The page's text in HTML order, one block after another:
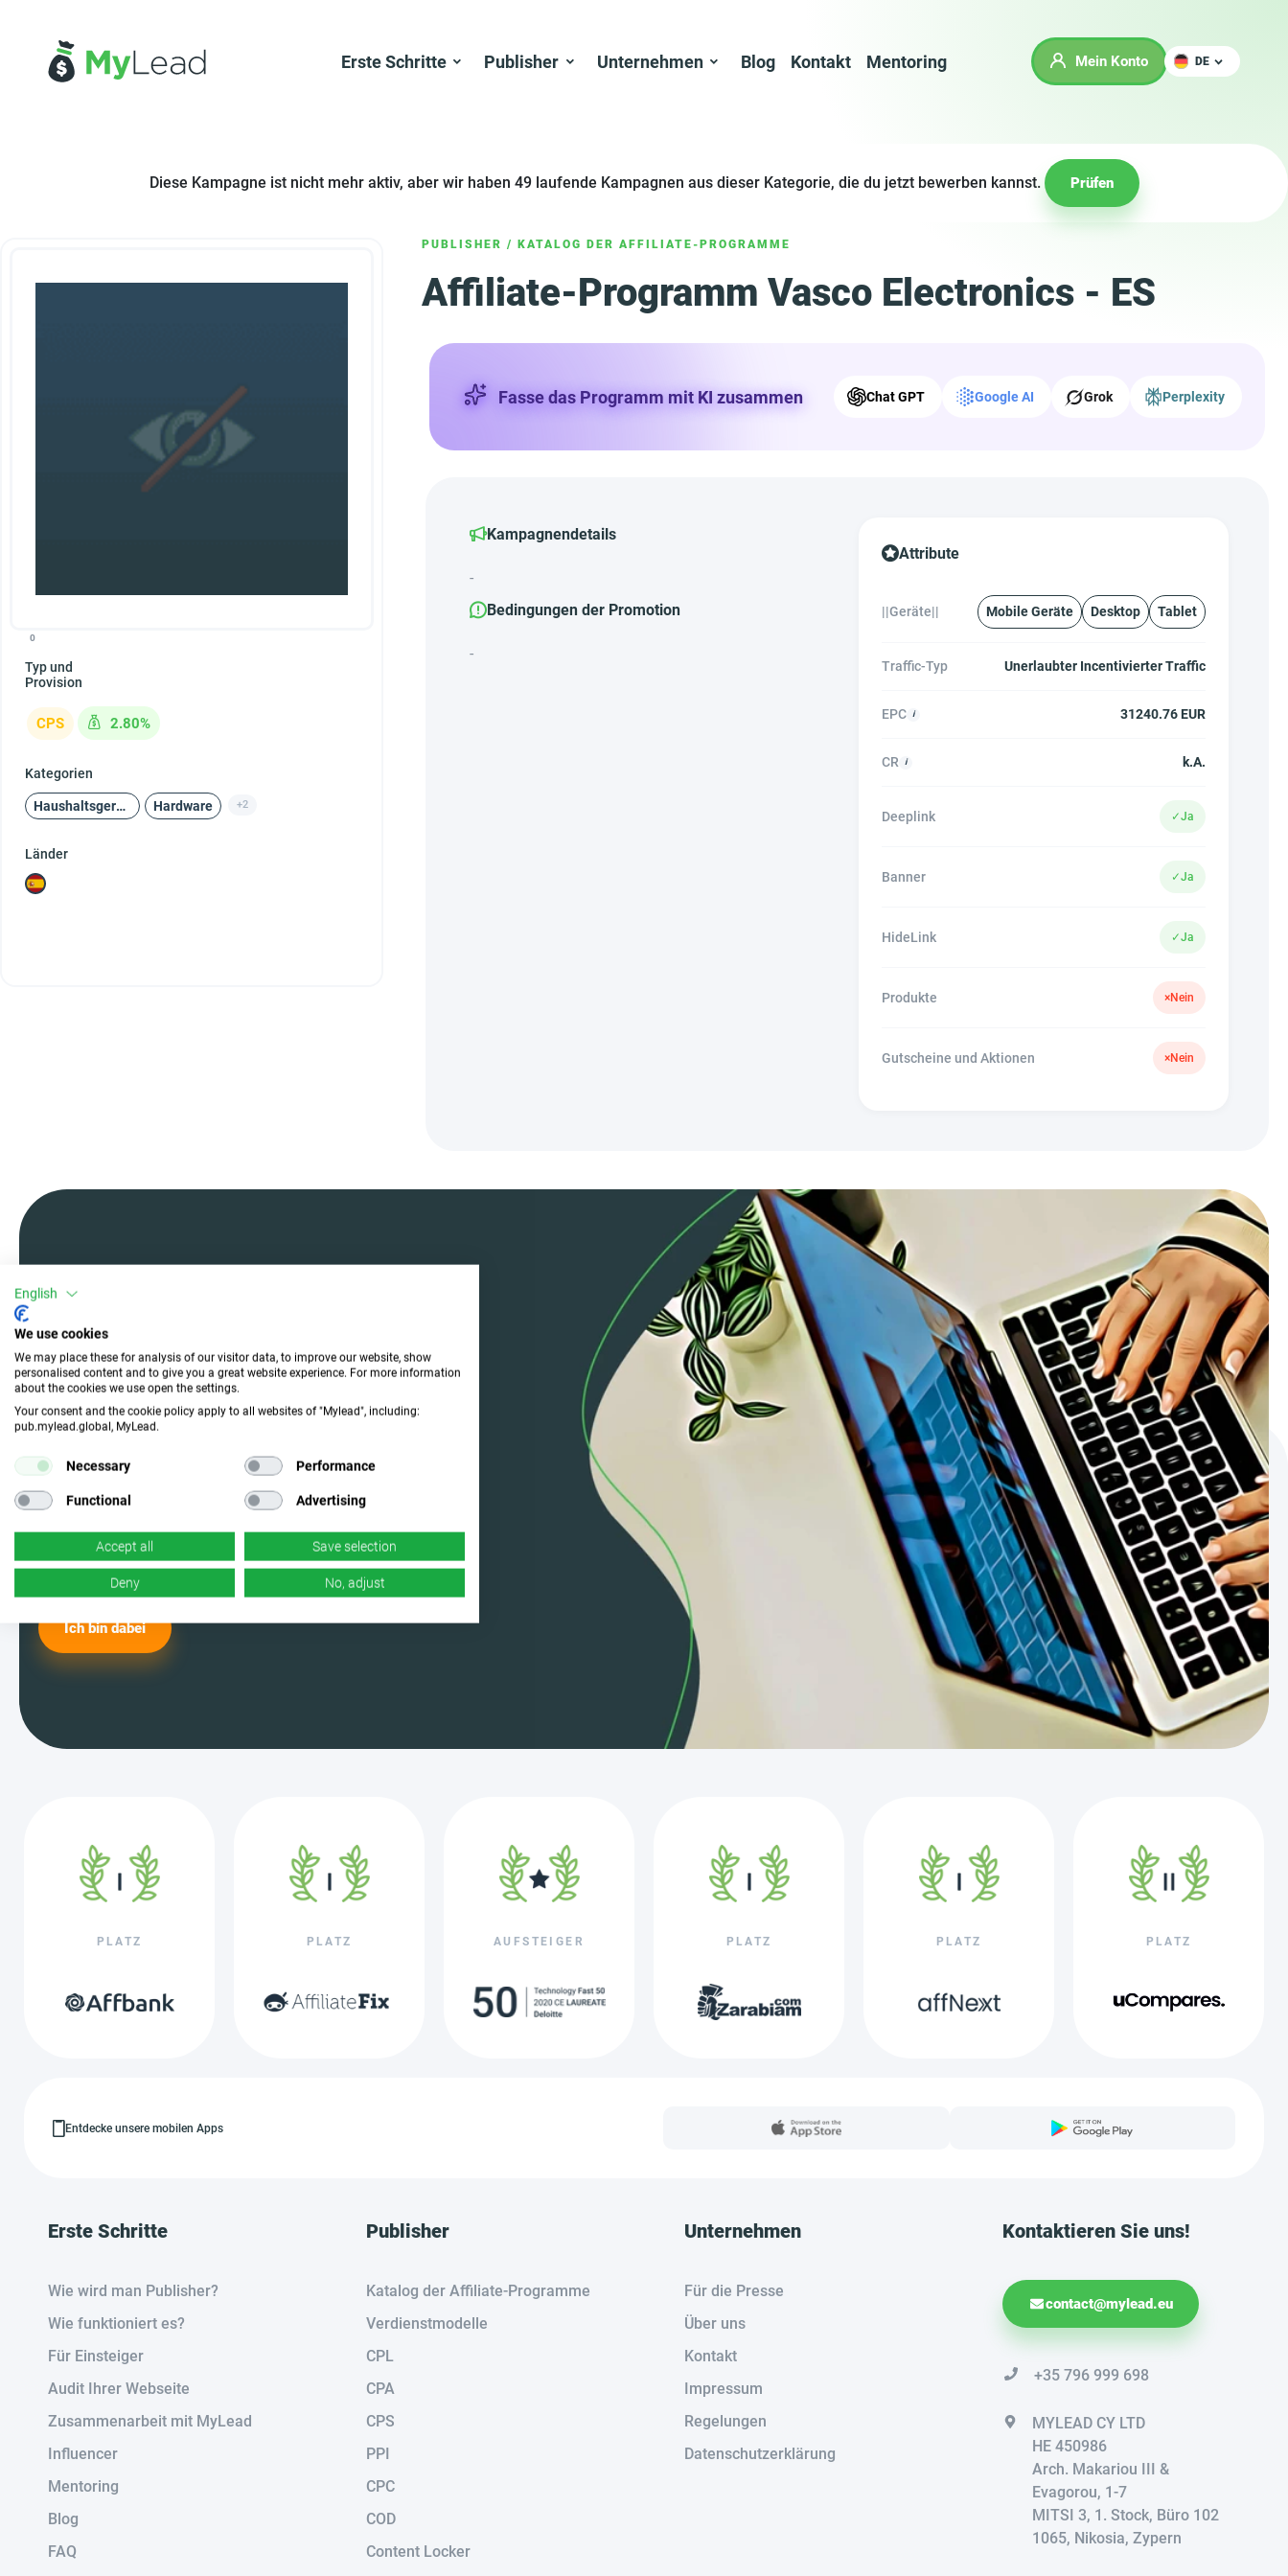
Erste Schritte Publisher Unternehmen Blog Kontakt Mentoring Mein Konto DE
Diese Kampagne ist nicht mehr aktiv, aber wir haben 49 laufende Kampagnen aus dieser Kategorie, die du jetzt bewerben kannst. Prüfen
PUBLISHER / KATALOG DER AFFILIATE-PROGRAMME
Affiliate-Programm Vasco Electronics - ES
0
Typ und
Provision
CPS 2.80%
Kategorien
Haushaltsgeräte und Unterhaltungselektronik Hardware +2
Länder
Fasse das Programm mit KI zusammen Chat GPT Google AI Grok Perplexity
Kampagnendetails
-
Bedingungen der Promotion
-
Attribute
||Geräte|| Mobile Geräte Desktop Tablet
Traffic-Typ Unerlaubter Incentivierter Traffic
EPC 31240.76 EUR
CR k.A.
Deeplink ✓Ja
Banner ✓Ja
HideLink ✓Ja
Produkte ×Nein
Gutscheine und Aktionen ×Nein
Mach mit und wähle die
perfekte Kampagne
Werde einer der MyLead-Nutzer und
wähle aus den effektivsten
Kampagnen. Ja, du hast richtig
gelesen – wir haben jede Menge
davon.
Ich bin dabei
PLATZ PLATZ AUFSTEIGER PLATZ PLATZ PLATZ
Entdecke unsere mobilen Apps
Erste Schritte
Wie wird man Publisher?
Wie funktioniert es?
Für Einsteiger
Audit Ihrer Webseite
Zusammenarbeit mit MyLead
Influencer
Mentoring
Blog
FAQ
Publisher
Katalog der Affiliate-Programme
Verdienstmodelle
CPL
CPA
CPS
PPI
CPC
COD
Content Locker
Unternehmen
Für die Presse
Über uns
Kontakt
Impressum
Regelungen
Datenschutzerklärung
Kontaktieren Sie uns!
contact@mylead.eu
+35 796 999 698
MYLEAD CY LTD
HE 450986
Arch. Makariou III &
Evagorou, 1-7
MITSI 3, 1. Stock, Büro 102
1065, Nikosia, Zypern
English
We use cookies
We may place these for analysis of our visitor data, to improve our website, show
personalised content and to give you a great website experience. For more information
about the cookies we use open the settings.
Your consent and the cookie policy apply to all websites of "Mylead", including:
pub.mylead.global, MyLead.
Necessary Performance
Functional Advertising
Accept all Save selection
Deny No, adjust